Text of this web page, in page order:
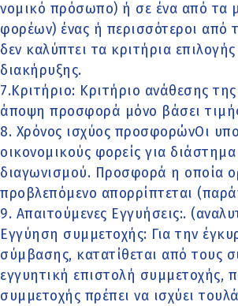
νομικό πρόσωπο) ή σε ένα από τα
φορέων) ένας ή περισσότεροι από
δεν καλύπτει τα κριτήρια
διακήρυξης.
7.Κριτήριο: Κριτήριο ανάθεσης
άποψη προσφορά μόνο βάσει
8. Χρόνος ισχύος προσφορώνΟι
οικονομικούς φορείς για
διαγωνισμού. Προσφορά η οποία
προβλεπόμενο απορρίπτεται
9. Απαιτούμενες Εγγυήσεις:.
Εγγύηση συμμετοχής: Για την
σύμβασης, κατατίθεται από τους
εγγυητική επιστολή συμμετοχής,
συμμετοχής πρέπει να ισχύει